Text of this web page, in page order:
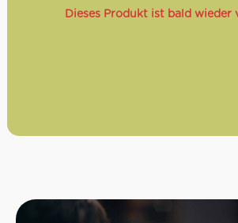
Vollmilchschokolade
Dieses Produkt ist bald wieder